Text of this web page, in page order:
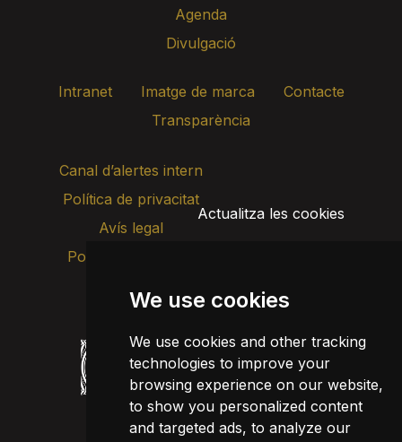
We use cookies
We use cookies and other tracking
technologies to improve your
browsing experience on our website,
to show you personalized content
and targeted ads, to analyze our
Agenda
Divulgació
Intranet Imatge de marca
Contacte
Transparència
Canal d’alertes intern
Política de privacitat
Avís legal
Política de cookies
Actualitza les cookies